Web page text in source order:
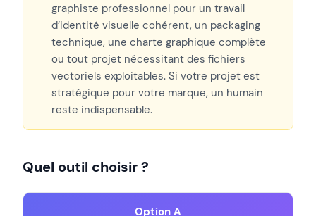
graphiste professionnel pour un travail
d’identité visuelle cohérent, un packaging
technique, une charte graphique complète
ou tout projet nécessitant des fichiers
vectoriels exploitables. Si votre projet est
stratégique pour votre marque, un humain
reste indispensable.
Quel outil choisir ?
Option A